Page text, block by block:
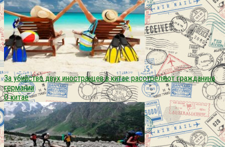
За убийство двух иностранцев в китае расстреляют гражданина
германии
О китае